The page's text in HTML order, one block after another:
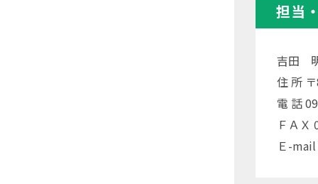
担当
吉田
住 所
電 話
ＦＡＸ
Ｅ-